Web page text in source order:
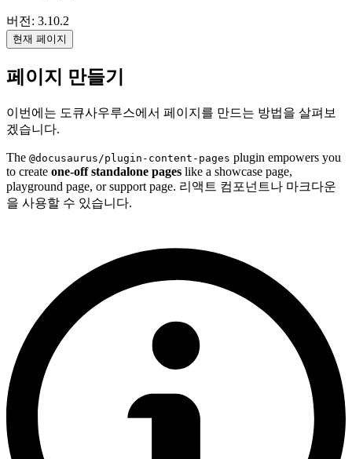
버전: 3.10.2
현재 페이지
페이지 만들기
이번에는 도큐사우루스에서 페이지를 만드는 방법을 살펴보
겠습니다.
The @docusaurus/plugin-content-pages plugin empowers you
to create one-off standalone pages like a showcase page,
playground page, or support page. 리액트 컴포넌트나 마크다운
을 사용할 수 있습니다.